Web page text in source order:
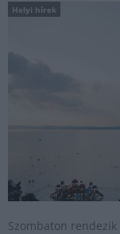
Helyi hírek
Szombaton